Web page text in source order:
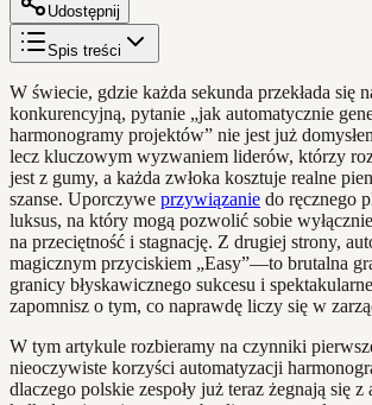
Udostępnij
Spis treści
W świecie, gdzie każda sekunda przekłada się
konkurencyjną, pytanie „jak automatycznie
harmonogramy projektów” nie jest już
lecz kluczowym wyzwaniem liderów, którzy
jest z gumy, a każda zwłoka kosztuje realne
szanse. Uporczywe przywiązanie do ręcznego
luksus, na który mogą pozwolić sobie
na przeciętność i stagnację. Z drugiej strony,
magicznym przyciskiem „Easy”—to brutalna
granicy błyskawicznego sukcesu i
zapomnisz o tym, co naprawdę liczy się w
W tym artykule rozbieramy na czynniki
nieoczywiste korzyści automatyzacji
dlaczego polskie zespoły już teraz żegnają się z